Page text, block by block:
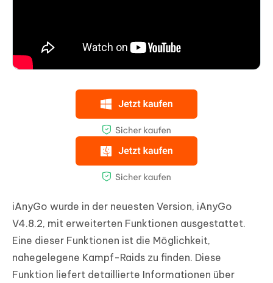
iAnyGo wurde in der neuesten Version, iAnyGo
V4.8.2, mit erweiterten Funktionen ausgestattet.
Eine dieser Funktionen ist die Möglichkeit,
nahegelegene Kampf-Raids zu finden. Diese
Funktion liefert detaillierte Informationen über